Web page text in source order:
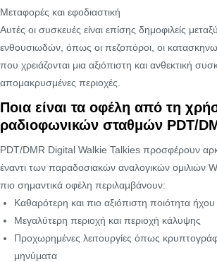
Μεταφορές και εφοδιαστική
Αυτές οι συσκευές είναι επίσης δημοφιλείς
ενθουσιωδών, όπως οι πεζοπόροι, οι
που χρειάζονται μια αξιόπιστη και ανθεκτική
απομακρυσμένες περιοχές.
Ποια είναι τα οφέλη από τη
ραδιοφωνικών σταθμών PDT/
PDT/DMR Digital Walkie Talkies προσφέρουν
έναντι των παραδοσιακών αναλογικών ομιλιών
πιο σημαντικά οφέλη περιλαμβάνουν:
Καθαρότερη και πιο αξιόπιστη ποιότητα ήχου
Μεγαλύτερη περιοχή και περιοχή κάλυψης
Προχωρημένες λειτουργίες όπως
μηνύματα